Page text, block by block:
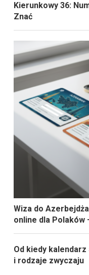
Kierunkowy 36:
Znać
Wiza do
online dla Polaków
Od kiedy
i rodzaje zwyczaju